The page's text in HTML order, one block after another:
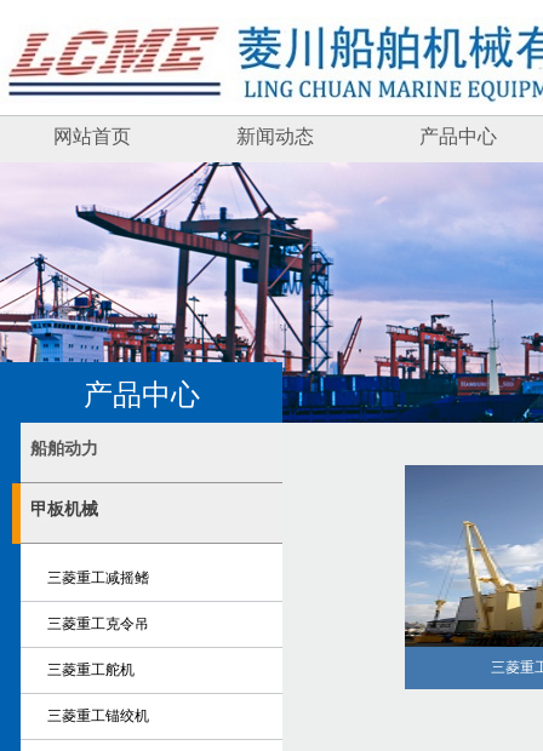
网站首页 新闻动态 产品中心
产品中心
船舶动力
甲板机械
三菱重工减摇鳍
三菱重工克令吊
三菱重工舵机
三菱重工锚绞机
三菱重